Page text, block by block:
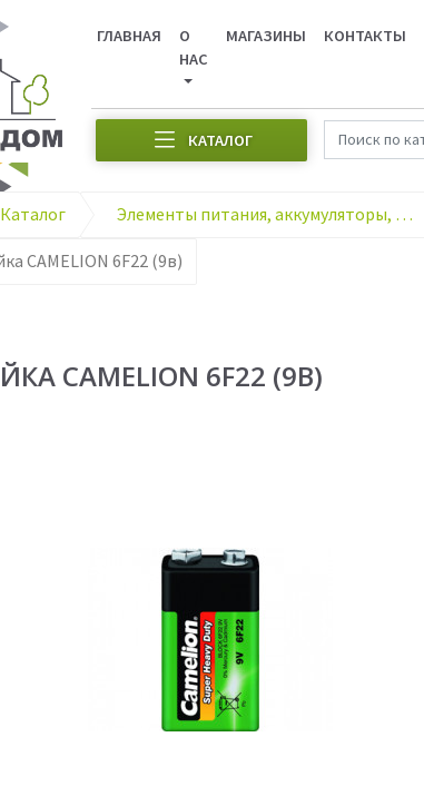
ГЛАВНАЯ
О
НАС
МАГАЗИНЫ КОНТАКТЫ
КАТАЛОГ
Каталог Элементы питания, аккумуляторы, зарядные устройства
CAMELION 6F22 (9в)
CAMELION 6F22 (9В)